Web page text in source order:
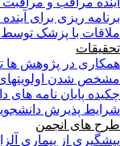
برنامه ریزی برای
ملاقات با پزشک توسط
تحقیقات
همکاری در پژوهش ها
مشخص شدن
چکیده پایان نامه های
شرایط پذیرش
طرح های انجمن
پیشگیری از بیماری